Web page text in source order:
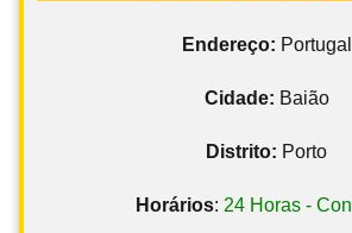
Endereço: Portugal
Cidade: Baião
Distrito: Porto
Horários: 24 Horas -